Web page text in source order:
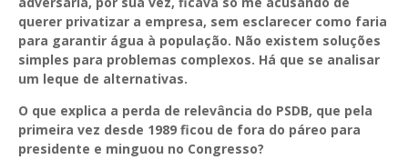
querer privatizar a empresa, sem esclarecer como faria
para garantir água à população. Não existem soluções
simples para problemas complexos. Há que se analisar
um leque de alternativas.
O que explica a perda de relevância do PSDB, que pela
primeira vez desde 1989 ficou de fora do páreo para
presidente e minguou no Congresso?